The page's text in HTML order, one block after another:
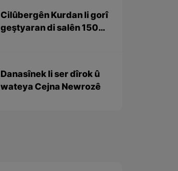
Cilûbergên Kurdan li gorî
geştyaran di salên 1501-
Danasînek li ser dîrok û
wateya Cejna Newrozê